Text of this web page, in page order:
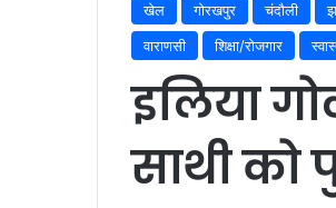
खेल
गोरखपुर चंदौली
वाराणसी
शिक्षा/रोजगार
इलिया
साथी को